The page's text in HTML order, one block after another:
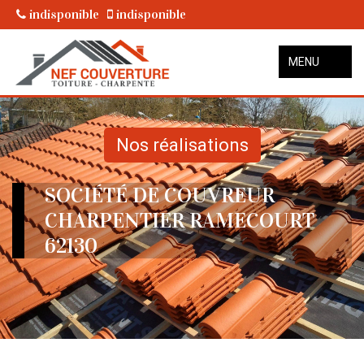
indisponible indisponible
MENU
Nos réalisations
SOCIÉTÉ DE COUVREUR
CHARPENTIER RAMECOURT
62130